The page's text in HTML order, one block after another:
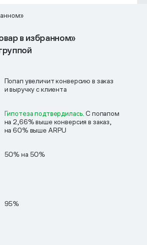
в избранном»
Попап увеличит конверсию в заказ
и выручку с клиента
Гипотеза подтвердилась.С попапом
на 2,66% выше конверсия в заказ,
на 60% выше ARPU
50% на 50%
95%